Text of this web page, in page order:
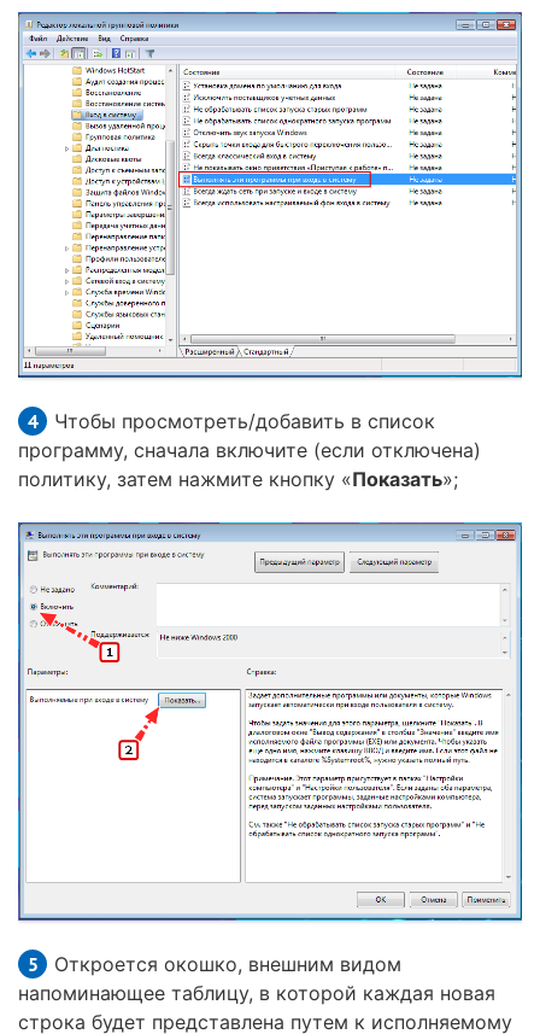
Чтобы просмотреть/добавить в список
программу, сначала включите (если отключена)
политику, затем нажмите кнопку «Показать»;
Откроется окошко, внешним видом
напоминающее таблицу, в которой каждая новая
строка будет представлена путем к исполняемому